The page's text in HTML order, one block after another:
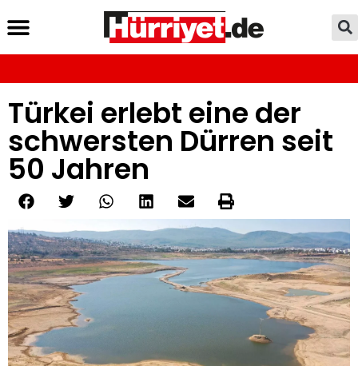
Türkei erlebt eine der
schwersten Dürren seit
50 Jahren